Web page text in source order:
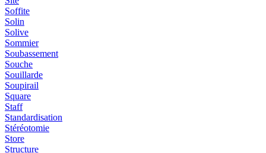
Soffite
Solin
Solive
Sommier
Soubassement
Souche
Souillarde
Soupirail
Square
Staff
Standardisation
Stéréotomie
Store
Structure